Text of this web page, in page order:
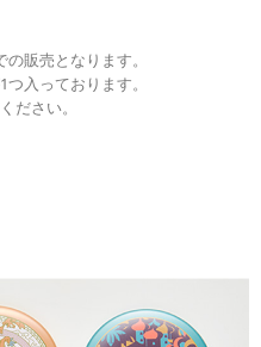
販売となります。
入っております。
ださい。